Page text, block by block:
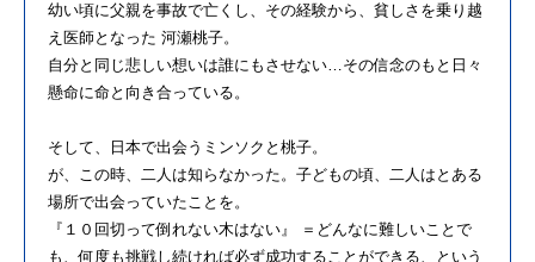
幼い頃に父親を事故で亡くし、その経験から、貧しさを乗り越
え医師となった 河瀬桃子。
自分と同じ悲しい想いは誰にもさせない…その信念のもと日々
懸命に命と向き合っている。
そして、日本で出会うミンソクと桃子。
が、この時、二人は知らなかった。子どもの頃、二人はとある
場所で出会っていたことを。
『１０回切って倒れない木はない』 ＝どんなに難しいことで
も、何度も挑戦し続ければ必ず成功することができる、という